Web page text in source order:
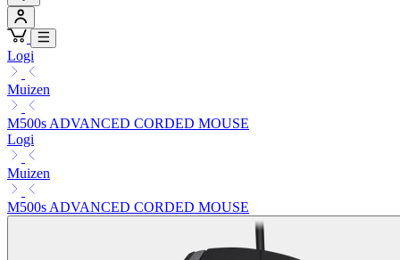
Logi
Muizen
M500s ADVANCED CORDED MOUSE
Logi
Muizen
M500s ADVANCED CORDED MOUSE